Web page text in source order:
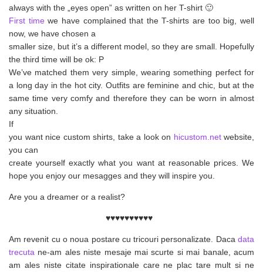
always with the „eyes open” as written on her T-shirt 🙂
First time we have complained that the T-shirts are too big, well
now, we have chosen a
smaller size, but it’s a different model, so they are small. Hopefully
the third time will be ok: P
We’ve matched them very simple, wearing something perfect for
a long day in the hot city. Outfits are feminine and chic, but at the
same time very comfy and therefore they can be worn in almost
any situation.
If
you want nice custom shirts, take a look on hicustom.netwebsite,
you can
create yourself exactly what you want at reasonable prices. We
hope you enjoy our mesagges and they will inspire you.
Are you a dreamer or a realist?
♥♥♥♥♥♥♥♥♥♥
Am revenit cu o noua postare cu tricouri personalizate. Daca data
trecuta ne-am ales niste mesaje mai scurte si mai banale, acum
am ales niste citate inspirationale care ne plac tare mult si ne